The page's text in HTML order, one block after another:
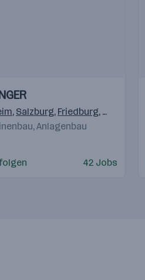
, Salzburg, Friedburg,
Anlagenbau
42 Jobs